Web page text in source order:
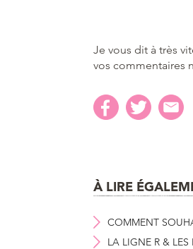
Je vous dit à très
vos commentaires
À LIRE
COMMENT
LA LIGNE R &